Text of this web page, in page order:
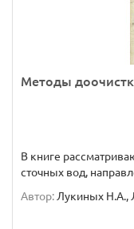
Методы
В книге
сточных вод,
Автор: Лукиных Н.А.,